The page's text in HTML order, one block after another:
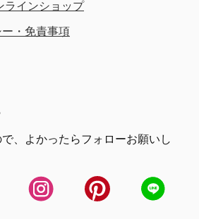
ラインショップ
・免責事項
、
よかったらフォローお願いし